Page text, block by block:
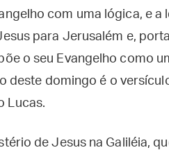
com uma lógica, e a
para Jerusalém e,
o seu Evangelho como
deste domingo é o
Lucas.
de Jesus na Galiléia,